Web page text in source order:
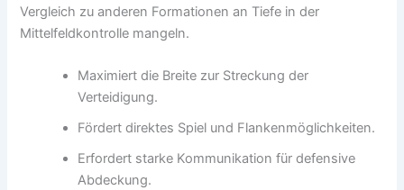
Vergleich zu anderen Formationen an Tiefe in der
Mittelfeldkontrolle mangeln.
Maximiert die Breite zur Streckung der
Verteidigung.
Fördert direktes Spiel und Flankenmöglichkeiten.
Erfordert starke Kommunikation für defensive
Abdeckung.